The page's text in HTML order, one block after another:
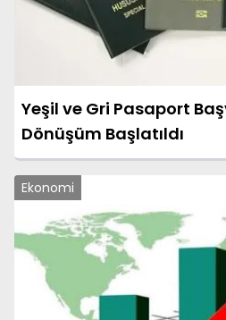
Yeşil ve Gri Pasaport
Dönüşüm Başlatıldı
Ekonomi